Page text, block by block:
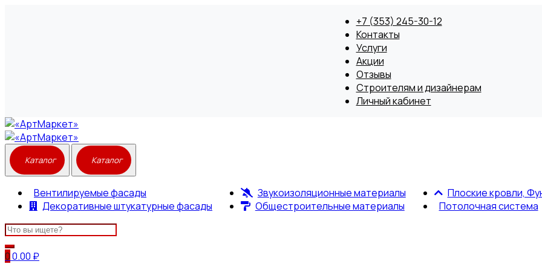
Вентилируемые фасады
Декоративные штукатурные фасады
Звукоизоляционные материалы
Общестроительные материалы
Плоские кровли,
Потолочная система
Search
for:
00.00 ₽
+7 (353) 245-30-12
Контакты
Услуги
Акции
Отзывы
Строителям и дизайнерам
Личный кабинет